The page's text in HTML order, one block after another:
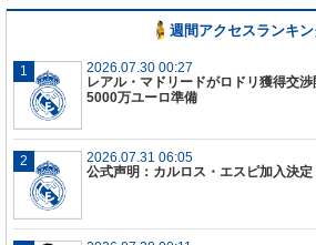
った。自分たちのプレーで2点目
た。後半はより厳しい展開になっ
められたが、チーム一丸となって
き、勝ち点3を獲得してマドリー
るし、リーガで首位に立っている
今日のゴールとアシストはどっち
試合の大切な場面だったので、今
が重要だったんじゃないかな。
目を決めたことは僕たちにとっ
週間アクセスランキン
2026.07.30 00:27
レアル・マドリードがロドリ獲得交
5000万ユーロ準備
2026.07.31 06:05
公式声明：カルロス・エスピ加入決定